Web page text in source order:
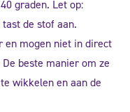
graden. Let op:
de stof aan.
en mogen niet in direct
beste manier om ze
wikkelen en aan de